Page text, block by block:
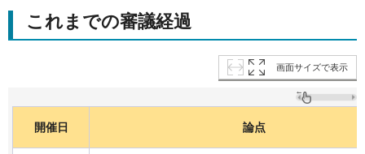
これまでの審議経過
画面サイズで表示
開催日 論点